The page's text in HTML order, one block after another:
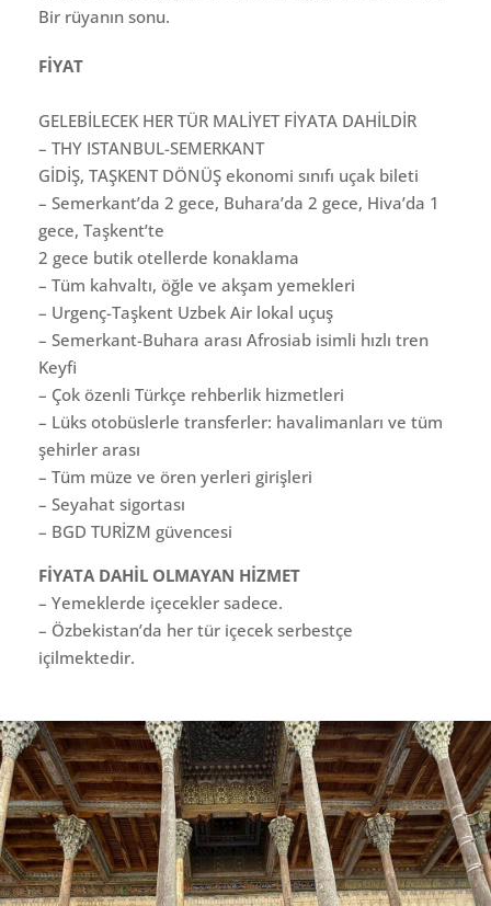
Bir rüyanın sonu.
FİYAT
GELEBİLECEK HER TÜR MALİYET FİYATA DAHİLDİR
– THY ISTANBUL-SEMERKANT
GİDİŞ, TAŞKENT DÖNÜŞ ekonomi sınıfı uçak bileti
– Semerkant’da 2 gece, Buhara’da 2 gece, Hiva’da 1
gece, Taşkent’te
2 gece butik otellerde konaklama
– Tüm kahvaltı, öğle ve akşam yemekleri
– Urgenç-Taşkent Uzbek Air lokal uçuş
– Semerkant-Buhara arası Afrosiab isimli hızlı tren
Keyfi
– Çok özenli Türkçe rehberlik hizmetleri
– Lüks otobüslerle transferler: havalimanları ve tüm
şehirler arası
– Tüm müze ve ören yerleri girişleri
– Seyahat sigortası
– BGD TURİZM güvencesi
FİYATA DAHİL OLMAYAN HİZMET
– Yemeklerde içecekler sadece.
– Özbekistan’da her tür içecek serbestçe
içilmektedir.